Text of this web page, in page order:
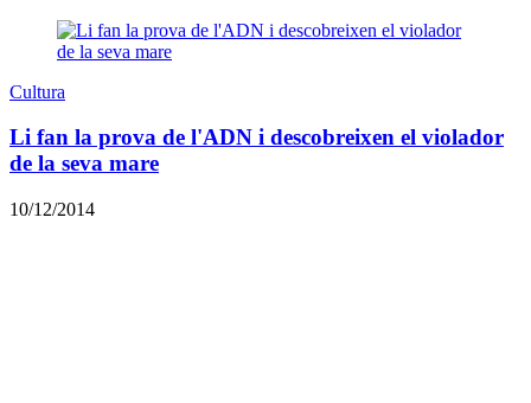
Cultura
Li fan la prova de l'ADN i descobreixen el violador
de la seva mare
10/12/2014